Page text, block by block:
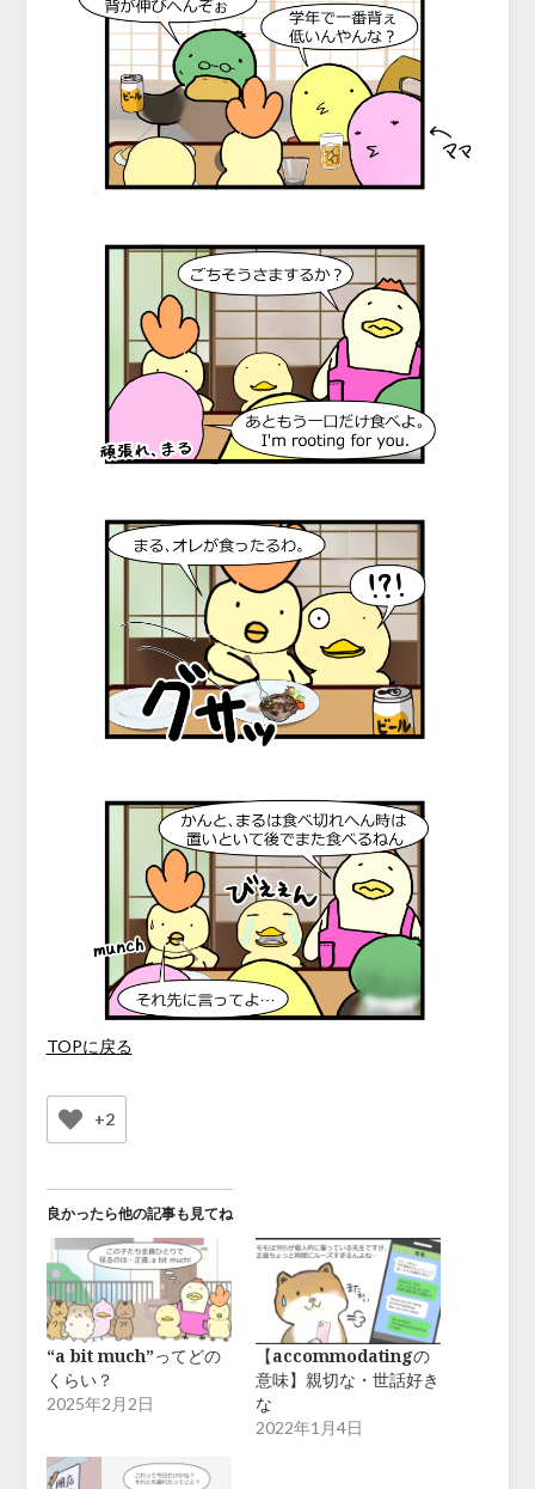
TOPに戻る
+2
良かったら他の記事も見てね
“a bit much”ってどの
くらい？
2025年2月2日
【accommodatingの
意味】親切な・世話好き
な
2022年1月4日